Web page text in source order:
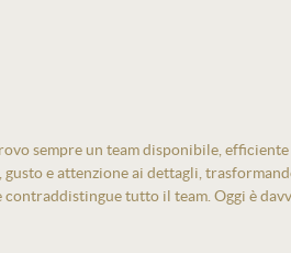
sempre un team disponibile,
e attenzione ai dettagli,
tutto il team. Oggi è